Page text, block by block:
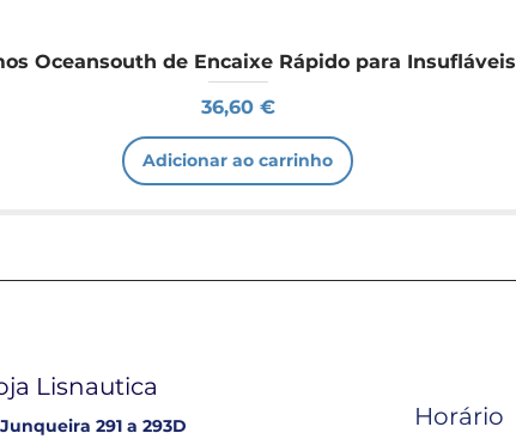
Oceansouth de Encaixe Rápido para Insufláveis
Preço
36,60 €
Adicionar ao carrinho
Lisnautica
291 a 293D
Horário